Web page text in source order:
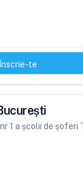
Înscrie-te
1 a școlii de șoferi